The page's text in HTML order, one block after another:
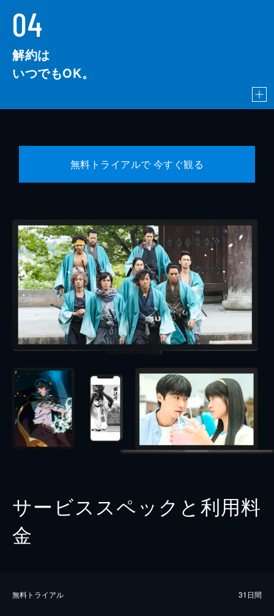
04
解約は
いつでもOK。
無料トライアルで 今すぐ観る
サービススペックと利用料
金
無料トライアル 31日間